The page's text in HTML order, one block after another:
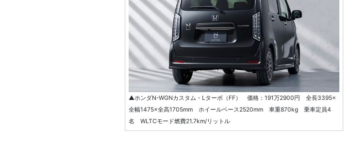
▲ホンダN-WGNカスタム・Lターボ（FF） 価格：191万2900円 全長3395×
全幅1475×全高1705mm ホイールベース2520mm 車重870kg 乗車定員4
名 WLTCモード燃費21.7km/リットル